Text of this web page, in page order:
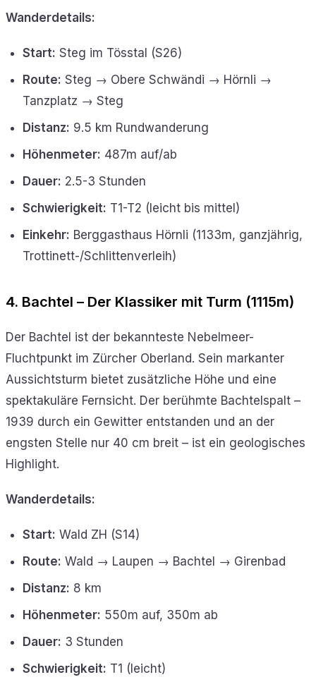
Wanderdetails:
Start: Steg im Tösstal (S26)
Route: Steg → Obere Schwändi → Hörnli →
Tanzplatz → Steg
Distanz: 9.5 km Rundwanderung
Höhenmeter: 487m auf/ab
Dauer: 2.5-3 Stunden
Schwierigkeit: T1-T2 (leicht bis mittel)
Einkehr: Berggasthaus Hörnli (1133m, ganzjährig,
Trottinett-/Schlittenverleih)
4. Bachtel – Der Klassiker mit Turm (1115m)
Der Bachtel ist der bekannteste Nebelmeer-
Fluchtpunkt im Zürcher Oberland. Sein markanter
Aussichtsturm bietet zusätzliche Höhe und eine
spektakuläre Fernsicht. Der berühmte Bachtelspalt –
1939 durch ein Gewitter entstanden und an der
engsten Stelle nur 40 cm breit – ist ein geologisches
Highlight.
Wanderdetails:
Start: Wald ZH (S14)
Route: Wald → Laupen → Bachtel → Girenbad
Distanz: 8 km
Höhenmeter: 550m auf, 350m ab
Dauer: 3 Stunden
Schwierigkeit: T1 (leicht)